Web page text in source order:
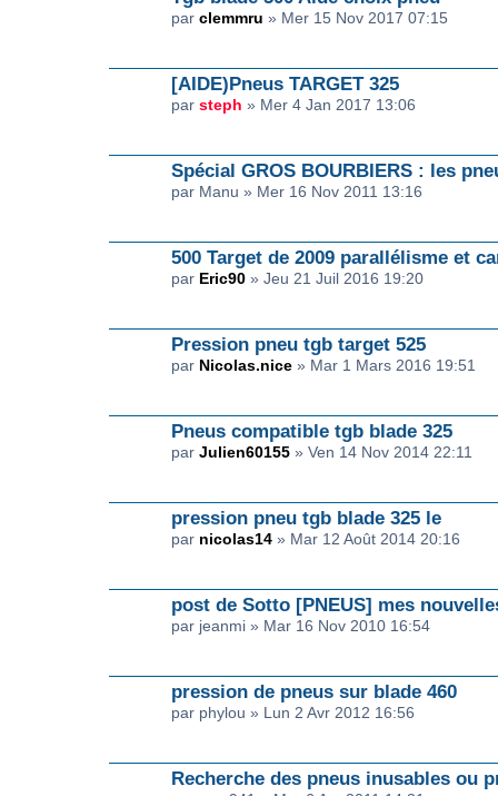
par clemmru » Mer 15 Nov 2017 07:15
[AIDE)Pneus TARGET 325
par steph » Mer 4 Jan 2017 13:06
Spécial GROS BOURBIERS : les
par Manu » Mer 16 Nov 2011 13:16
500 Target de 2009 parallélisme et
par Eric90 » Jeu 21 Juil 2016 19:20
Pression pneu tgb target 525
par Nicolas.nice » Mar 1 Mars 2016 19:51
Pneus compatible tgb blade 325
par Julien60155 » Ven 14 Nov 2014 22:11
pression pneu tgb blade 325 le
par nicolas14 » Mar 12 Août 2014 20:16
post de Sotto [PNEUS] mes
par jeanmi » Mar 16 Nov 2010 16:54
pression de pneus sur blade 460
par phylou » Lun 2 Avr 2012 16:56
Recherche des pneus inusables ou